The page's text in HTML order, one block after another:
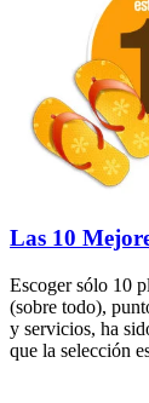
Las 10
Escoger sólo 10
(sobre todo),
y servicios, ha
que la selección